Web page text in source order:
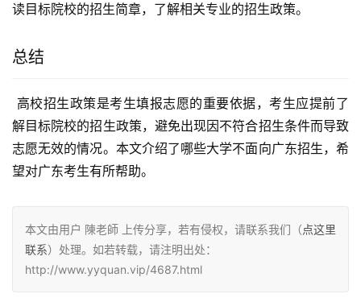
读目标院校的招生简章，了解相关专业的招生政策。
总结
解目标院校的招生政策，避免出现因不符合招生条件而导致
志愿无效的情况。本文介绍了哪些大学不面向广东招生，希
望对广东考生有所帮助。
本文由用户 陳老師 上传分享，若有侵权，请联系我们（点这里
联系）处理。如若转载，请注明出处：
http://www.yyquan.vip/4687.html